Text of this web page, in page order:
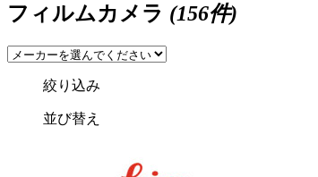
フィルムカメラ (156件)
絞り込み
並び替え